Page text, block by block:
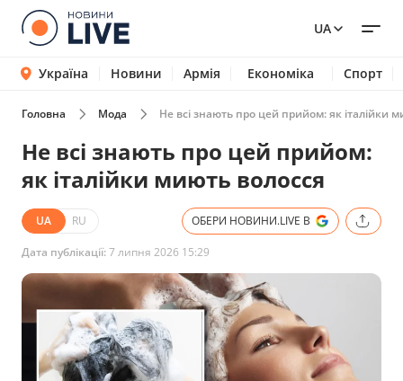
UA
Україна Новини Армія Економіка Спорт
Головна Мода Не всі знають про цей прийом: як італійки
Не всі знають про цей прийом:
як італійки миють волосся
UA RU ОБЕРИ НОВИНИ.LIVE В
Дата публікації:7 липня 2026 15:29